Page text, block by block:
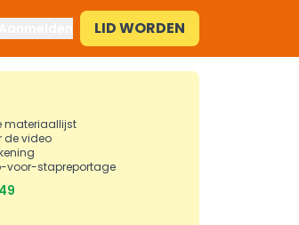
LID WORDEN
materiaallijst
de video
voor-stapreportage